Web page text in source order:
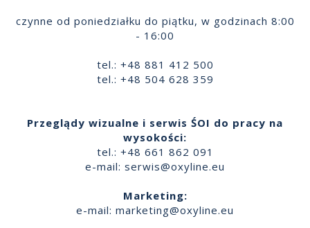
czynne od poniedziałku do piątku, w godzinach 8:00
- 16:00
tel.: +48 881 412 500
tel.: +48 504 628 359
Przeglądy wizualne i serwis ŚOI do pracy na
wysokości:
tel.: +48 661 862 091
e-mail: serwis@oxyline.eu
Marketing:
e-mail: marketing@oxyline.eu